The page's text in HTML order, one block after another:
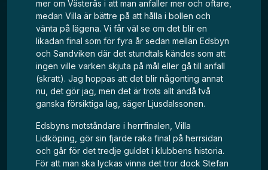
mer om Västerås i att man anfaller mer och oftare,
medan Villa är bättre på att hålla i bollen och
vänta på lägena. Vi får väl se om det blir en
likadan final som för fyra år sedan mellan Edsbyn
och Sandviken där det stundtals kändes som att
ingen ville varken skjuta på mål eller gå till anfall
(skratt). Jag hoppas att det blir någonting annat
nu, det gör jag, men det är trots allt ändå två
ganska försiktiga lag, säger Ljusdalssonen.
Edsbyns motståndare i herrfinalen, Villa
Lidköping, gör sin fjärde raka final på herrsidan
och går för det tredje guldet i klubbens historia.
För att man ska lyckas vinna det tror dock Stefan